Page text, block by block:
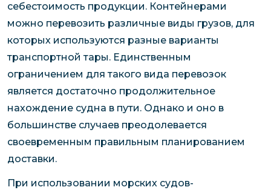
себестоимость продукции. Контейнерами
можно перевозить различные виды грузов, для
которых используются разные варианты
транспортной тары. Единственным
ограничением для такого вида перевозок
является достаточно продолжительное
нахождение судна в пути. Однако и оно в
большинстве случаев преодолевается
своевременным правильным планированием
доставки.
При использовании морских судов-